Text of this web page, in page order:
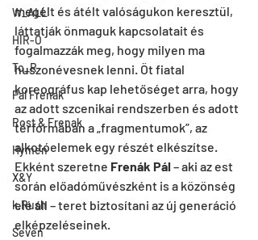
W_ALL
HIR-O
To_R
Pal Frenak
Rost & Frenak
Hymen
X&Y
k.Rush
Seven
megélt és átélt valóságukon keresztül,
láttatják önmaguk kapcsolatait és
fogalmazzák meg, hogy milyen ma
huszonévesnek lenni. Öt fiatal
koreográfus kap lehetőséget arra, hogy
az adott szcenikai rendszerben és adott
térformában a „fragmentumok”, az
alkotóelemek egy részét elkészítse.
Ekként szeretne Frenák Pál – aki az est
során előadóművészként is a közönség
elé áll – teret biztosítani az új generáció
elképzeléseinek.